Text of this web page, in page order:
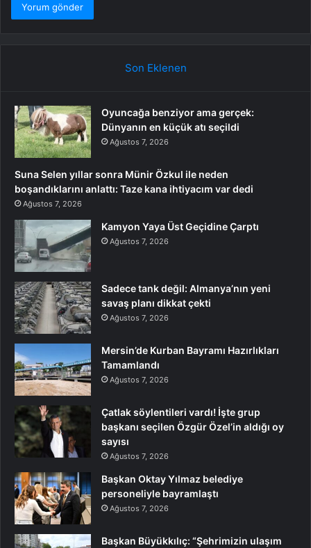
Son Eklenen
Oyuncağa benziyor ama gerçek:
Dünyanın en küçük atı seçildi
Ağustos 7, 2026
Suna Selen yıllar sonra Münir Özkul ile neden
boşandıklarını anlattı: Taze kana ihtiyacım var dedi
Ağustos 7, 2026
Kamyon Yaya Üst Geçidine Çarptı
Ağustos 7, 2026
Sadece tank değil: Almanya’nın yeni
savaş planı dikkat çekti
Ağustos 7, 2026
Mersin’de Kurban Bayramı Hazırlıkları
Tamamlandı
Ağustos 7, 2026
Çatlak söylentileri vardı! İşte grup
başkanı seçilen Özgür Özel’in aldığı oy
sayısı
Ağustos 7, 2026
Başkan Oktay Yılmaz belediye
personeliyle bayramlaştı
Ağustos 7, 2026
Başkan Büyükkılıç: “Şehrimizin ulaşım